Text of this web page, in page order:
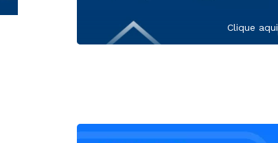
Clique aqui